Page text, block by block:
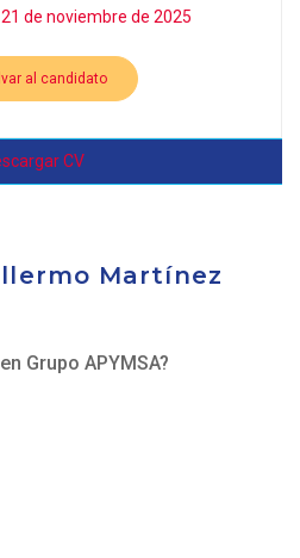
de noviembre de 2025
al candidato
CV
Martínez
Grupo APYMSA?